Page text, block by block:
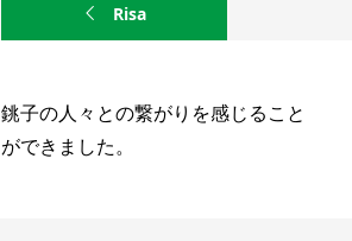
Risa
銚子の人々との繋がりを感じること
ができました。